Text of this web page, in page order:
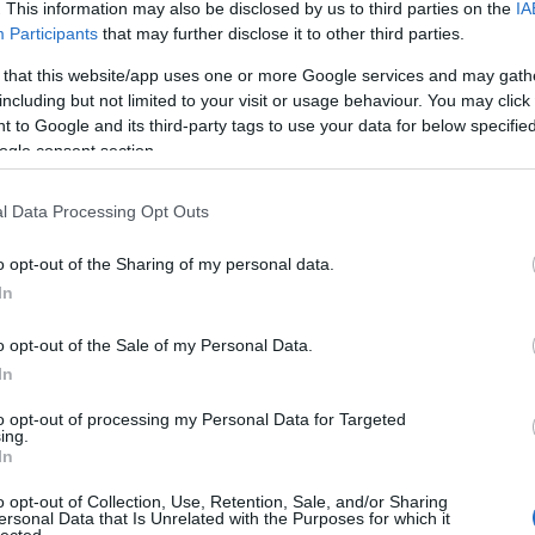
This information may also be disclosed by us to third parties on the
Participants that may further disclose it to other third parties.
that this website/app uses one or more Google services and may
but not limited to your visit or usage behaviour. You may
to Google and its third-party tags to use your data for below
consent section.
Data Processing Opt Outs
opt-out of the Sharing of my personal data.
opt-out of the Sale of my Personal Data.
opt-out of processing my Personal Data for Targeted
opt-out of Collection, Use, Retention, Sale, and/or Sharing
Data that Is Unrelated with the Purposes for which it
BEJEGYZÉSEK:
TRACKBACK CÍME: